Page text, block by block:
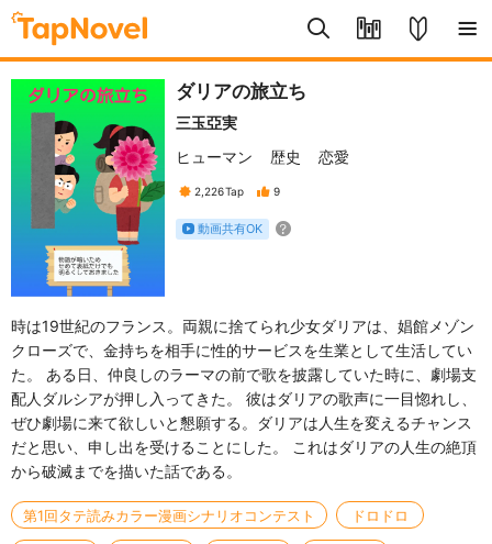
ダリアの旅立ち
三玉亞実
ヒューマン
歴史 恋愛
2,226Tap 9
動画共有OK
時は19世紀のフランス。両親に捨てられ少女ダリアは、娼館メゾン
クローズで、金持ちを相手に性的サービスを生業として生活してい
た。 ある日、仲良しのラーマの前で歌を披露していた時に、劇場支
配人ダルシアが押し入ってきた。 彼はダリアの歌声に一目惚れし、
ぜひ劇場に来て欲しいと懇願する。ダリアは人生を変えるチャンス
だと思い、申し出を受けることにした。 これはダリアの人生の絶頂
から破滅までを描いた話である。
第1回タテ読みカラー漫画シナリオコンテスト ドロドロ